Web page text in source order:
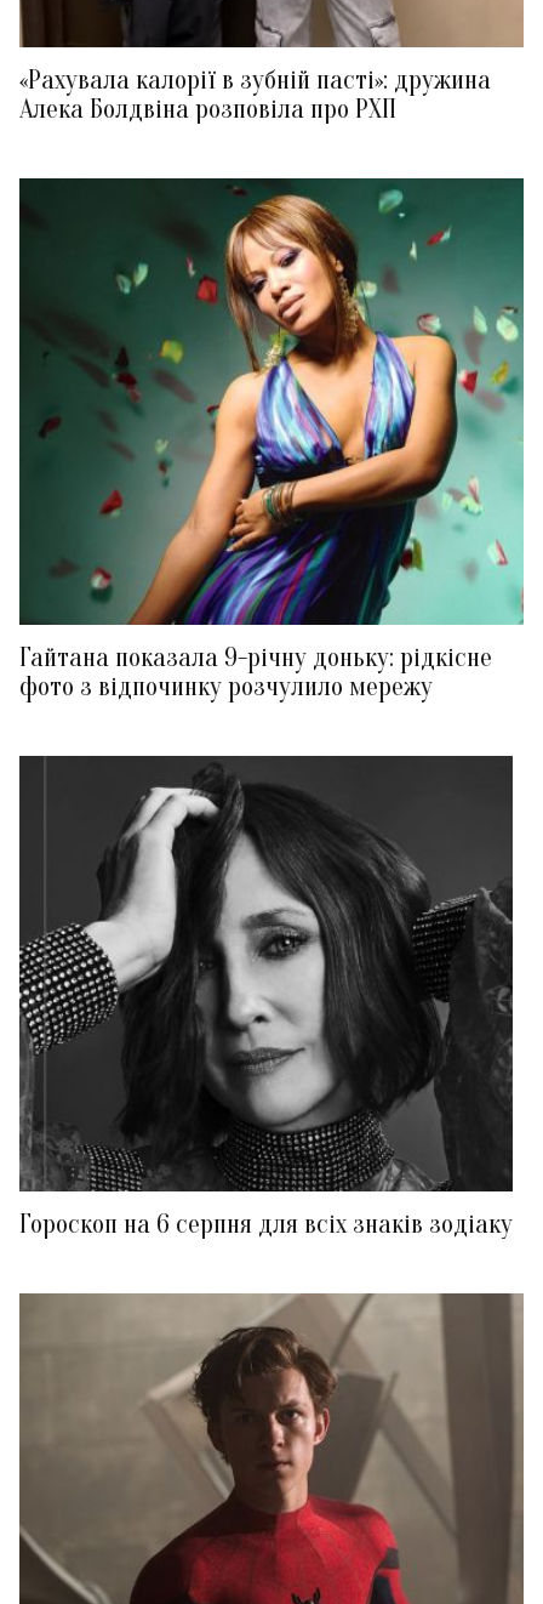
«Рахувала калорії в зубній пасті»: дружина
Алека Болдвіна розповіла про РХП
Гайтана показала 9-річну доньку: рідкісне
фото з відпочинку розчулило мережу
Гороскоп на 6 серпня для всіх знаків зодіаку